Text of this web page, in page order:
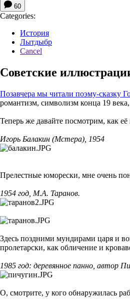
60
Categories:
История
Лытдыбр
Cancel
Советские
Позавчера мы читали поэму-сказку
романтизм, символизм конца 19
Теперь же давайте посмотрим, как
Игорь Балакин (Мстера), 1954
Прелестные юморески, мне очень
1954 год, М.А. Таранов.
Здесь поздними мундирами царя и
пролетарски, как обличение и
1985 год: деревянное панно, автор
О, смотрите, у кого обнаружилась